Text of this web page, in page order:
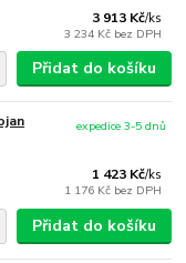
3 913 Kč/ks
3 234 Kč bez DPH
Přidat do košíku
1 423 Kč/ks
1 176 Kč bez DPH
expedice 3-5 dnů
Přidat do košíku